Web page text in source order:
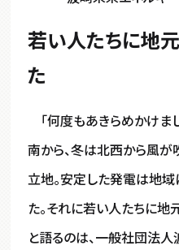
若い人たちに地
た
「何度もあきらめかけま
南から、冬は北西から風が
立地。安定した発電は地
た。それに若い人たちに地
と語るのは、一般社団法